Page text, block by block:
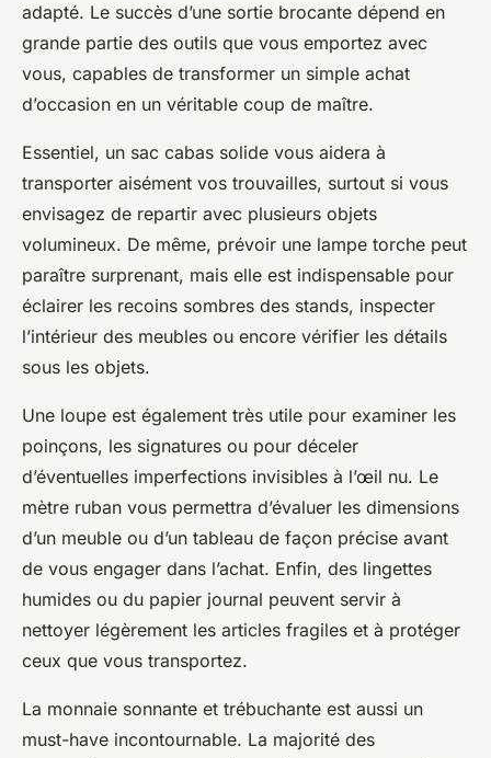
adapté. Le succès d’une sortie brocante dépend en
grande partie des outils que vous emportez avec
vous, capables de transformer un simple achat
d’occasion en un véritable coup de maître.
Essentiel, un sac cabas solide vous aidera à
transporter aisément vos trouvailles, surtout si vous
envisagez de repartir avec plusieurs objets
volumineux. De même, prévoir une lampe torche peut
paraître surprenant, mais elle est indispensable pour
éclairer les recoins sombres des stands, inspecter
l’intérieur des meubles ou encore vérifier les détails
sous les objets.
Une loupe est également très utile pour examiner les
poinçons, les signatures ou pour déceler
d’éventuelles imperfections invisibles à l’œil nu. Le
mètre ruban vous permettra d’évaluer les dimensions
d’un meuble ou d’un tableau de façon précise avant
de vous engager dans l’achat. Enfin, des lingettes
humides ou du papier journal peuvent servir à
nettoyer légèrement les articles fragiles et à protéger
ceux que vous transportez.
La monnaie sonnante et trébuchante est aussi un
must-have incontournable. La majorité des